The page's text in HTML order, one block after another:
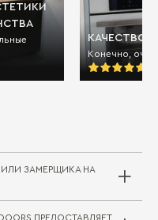
КАЧЕСТВО
Конечно,
ЗАМЕРЩИКА НА
ПРЕДОСТАВЛЯЕТ